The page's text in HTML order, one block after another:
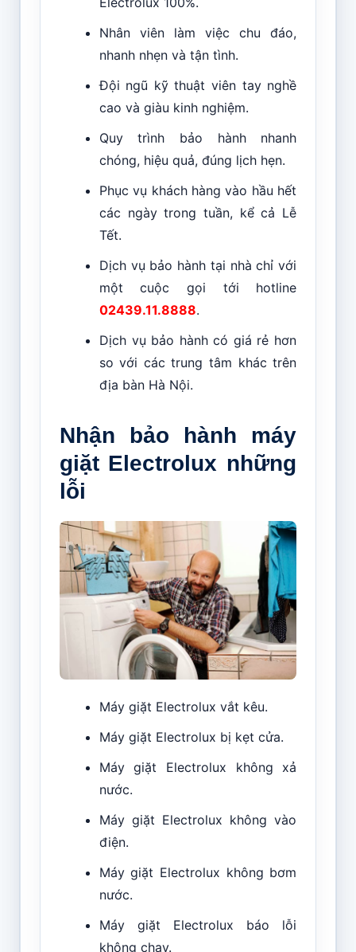
Nhân viên làm việc chu đáo,
nhanh nhẹn và tận tình.
Đội ngũ kỹ thuật viên tay nghề
cao và giàu kinh nghiệm.
Quy trình bảo hành nhanh
chóng, hiệu quả, đúng lịch hẹn.
Phục vụ khách hàng vào hầu hết
các ngày trong tuần, kể cả Lễ
Tết.
Dịch vụ bảo hành tại nhà chỉ với
một cuộc gọi tới hotline
02439.11.8888.
Dịch vụ bảo hành có giá rẻ hơn
so với các trung tâm khác trên
địa bàn Hà Nội.
Nhận bảo hành máy
giặt Electrolux những
lỗi
Máy giặt Electrolux vắt kêu.
Máy giặt Electrolux bị kẹt cửa.
Máy giặt Electrolux không xả
nước.
Máy giặt Electrolux không vào
điện.
Máy giặt Electrolux không bơm
nước.
Máy giặt Electrolux báo lỗi
không chạy.